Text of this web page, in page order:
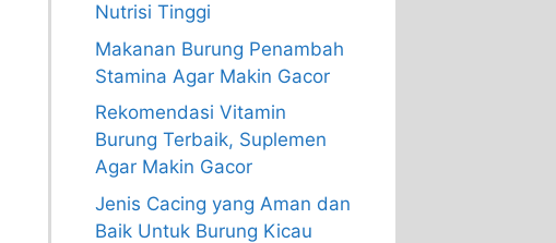
Nutrisi Tinggi
Makanan Burung Penambah
Stamina Agar Makin Gacor
Rekomendasi Vitamin
Burung Terbaik, Suplemen
Agar Makin Gacor
Jenis Cacing yang Aman dan
Baik Untuk Burung Kicau